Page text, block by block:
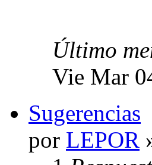
Último
Vie Mar
Sugerencias
por LEPOR